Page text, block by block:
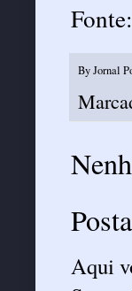
Fonte:
ByJornal
Aqui